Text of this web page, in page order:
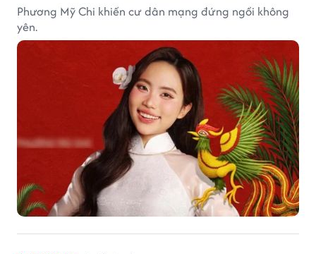
Phương Mỹ Chi khiến cư dân mạng đứng ngồi không
yên.